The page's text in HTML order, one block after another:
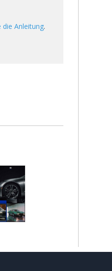
die Anleitung.